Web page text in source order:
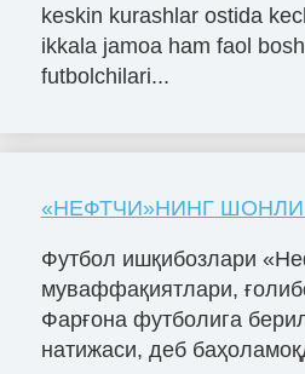
keskin kurashlar ostida
ikkala jamoa ham faol
futbolchilari...
«НЕФТЧИ»НИНГ
Футбол ишқибозлари
муваффақиятлари,
Фарғона футболига
натижаси, деб